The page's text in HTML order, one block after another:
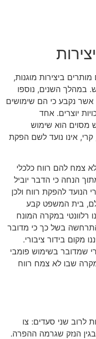
ביצירות מוגנות,
במהלך השנים, נוספו
נקבע כי הם שימושים
יוצרים. אחד
מסוים הוא שימוש
קרי, אינו נועד לשם הפקת
צמח להם רווח כלכלי
הנחה כי הדבר יוביל
הנועד להפקת רווח ולכן
בית המשפט קבע
רלוונטי במקרה המונח
התרחשה בשל כך כי מדובר
מקום בידור ציבורי.
שמדובר בשימוש פומבי
שבו לא צמח רווח
לרוב שני סעדים: צו
הנזק שגרמה ההפרה.